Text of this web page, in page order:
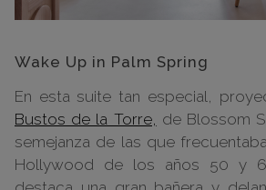
Wake Up in Palm Spring
En esta suite tan especial,
Bustos de la Torre, de Blossom
semejanza de las que
Hollywood de los años 50 y